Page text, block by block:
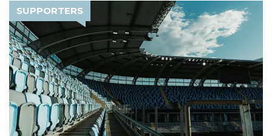
SUPPORTERS